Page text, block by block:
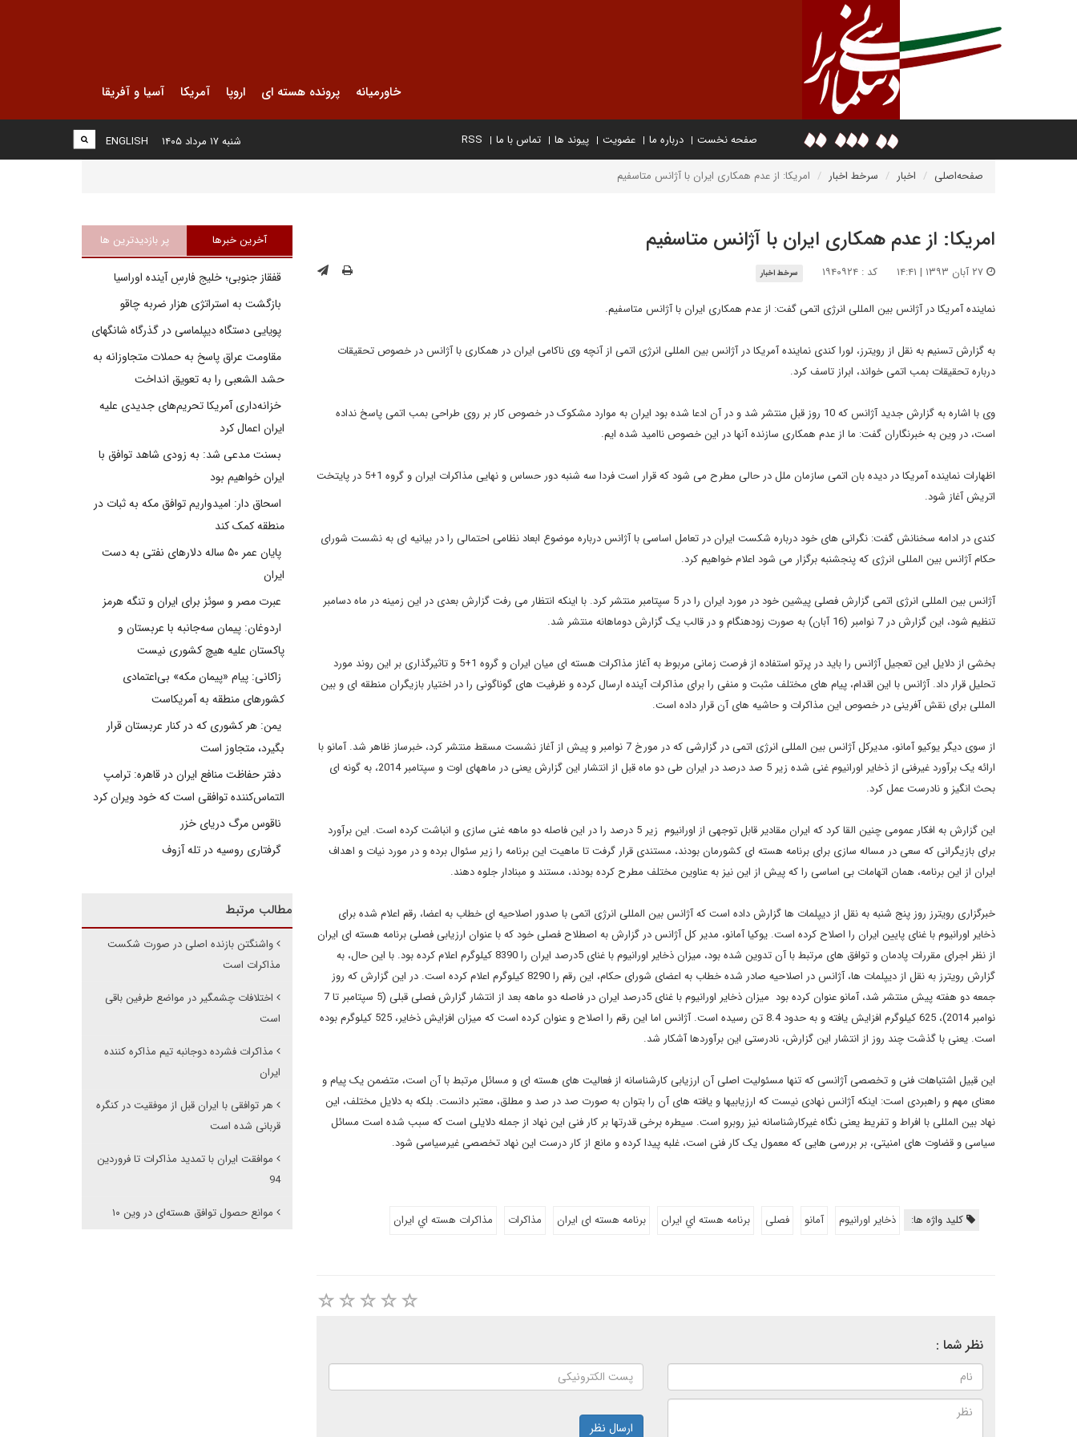
خاورمیانه پرونده هسته ای اروپا آمریکا آسیا و آفریقا
صفحه نخست درباره ما عضویت پیوند ها تماس با ما RSS
ENGLISH شنبه ۱۷ مرداد ۱۴۰۵
صفحه‌اصلی اخبار سرخط اخبار امریکا: از عدم همکاری ایران با آژانس متاسفیم
امریکا: از عدم همکاری ایران با آژانس متاسفیم
کد : ۱۹۴۰۹۲۴ سرخط اخبار
نماینده آمریکا در آژانس بین المللی انرژی اتمی گفت: از عدم همکاری ایران با آژانس متاسفیم.
به گزارش تسنیم به نقل از رویترز، لورا کندی نماینده آمریکا در آژانس بین المللی انرژی اتمی از آنچه وی ناکامی ایران در همکاری با آژانس در خصوص تحقیقات
درباره تحقیقات بمب اتمی خواند، ابراز تاسف کرد.
وی با اشاره به گزارش جدید آژانس که 10 روز قبل منتشر شد و در آن ادعا شده بود ایران به موارد مشکوک در خصوص کار بر روی طراحی بمب اتمی پاسخ نداده
است، در وین به خبرنگاران گفت: ما از عدم همکاری سازنده آنها در این خصوص ناامید شده ایم.
اظهارات نماینده آمریکا در دیده بان اتمی سازمان ملل در حالی مطرح می شود که قرار است فردا سه شنبه دور حساس و نهایی مذاکرات ایران و گروه 1+5 در پایتخت
اتریش آغاز شود.
کندی در ادامه سخنانش گفت: نگرانی های خود درباره شکست ایران در تعامل اساسی با آژانس درباره موضوع ابعاد نظامی احتمالی را در بیانیه ای به نشست شورای
حکام آژانس بین المللی انرژی که پنجشنبه برگزار می شود اعلام خواهیم کرد.
آژانس بین المللی انرژی اتمی گزارش فصلی پیشین خود در مورد ایران را در 5 سپتامبر منتشر کرد. با اینکه انتظار می رفت گزارش بعدی در این زمینه در ماه دسامبر
تنظیم شود، این گزارش در 7 نوامبر (16 آبان) به صورت زودهنگام و در قالب یک گزارش دوماهانه منتشر شد.
بخشی از دلایل این تعجیل آژانس را باید در پرتو استفاده از فرصت زمانی مربوط به آغاز مذاکرات هسته ای میان ایران و گروه 1+5 و تاثیرگذاری بر این روند مورد
تحلیل قرار داد. آژانس با این اقدام، پیام های مختلف مثبت و منفی را برای مذاکرات آینده ارسال کرده و ظرفیت های گوناگونی را در اختیار بازیگران منطقه ای و بین
المللی برای نقش آفرینی در خصوص این مذاکرات و حاشیه های آن قرار داده است.
از سوی دیگر یوکیو آمانو، مدیرکل آژانس بین المللی انرژی اتمی در گزارشی که در مورخ 7 نوامبر و پیش از آغاز نشست مسقط منتشر کرد، خبرساز ظاهر شد. آمانو با
ارائه یک برآورد غیرفنی از ذخایر اورانیوم غنی شده زیر 5 صد درصد در ایران طی دو ماه قبل از انتشار این گزارش یعنی در ماههای اوت و سپتامبر 2014، به گونه ای
بحث انگیز و نادرست عمل کرد.
این گزارش به افکار عمومی چنین القا کرد که ایران مقادیر قابل توجهی از اورانیوم زیر 5 درصد را در این فاصله دو ماهه غنی سازی و انباشت کرده است. این برآورد
برای بازیگرانی که سعی در مساله سازی برای برنامه هسته ای کشورمان بودند، مستندی قرار گرفت تا ماهیت این برنامه را زیر سئوال برده و در مورد نیات و اهداف
ایران از این برنامه، همان اتهامات بی اساسی را که پیش از این نیز به عناوین مختلف مطرح کرده بودند، مستند و مبنادار جلوه دهند.
خبرگزاری رویترز روز پنج شنبه به نقل از دیپلمات ها گزارش داده است که آژانس بین المللی انرژی اتمی با صدور اصلاحیه ای خطاب به اعضا، رقم اعلام شده برای
ذخایر اورانیوم با غنای پایین ایران را اصلاح کرده است. یوکیا آمانو، مدیر کل آژانس در گزارش به اصطلاح فصلی خود که با عنوان ارزیابی فصلی برنامه هسته ای ایران
از نظر اجرای مقررات پادمان و توافق های مرتبط با آن تدوین شده بود، میزان ذخایر اورانیوم با غنای 5درصد ایران را 8390 کیلوگرم اعلام کرده بود. با این حال، به
گزارش رویترز به نقل از دیپلمات ها، آژانس در اصلاحیه صادر شده خطاب به اعضای شورای حکام، این رقم را 8290 کیلوگرم اعلام کرده است. در این گزارش که روز
جمعه دو هفته پیش منتشر شد، آمانو عنوان کرده بود میزان ذخایر اورانیوم با غنای 5درصد ایران در فاصله دو ماهه بعد از انتشار گزارش فصلی قبلی (5 سپتامبر تا 7
نوامبر 2014)، 625 کیلوگرم افزایش یافته و به حدود 8.4 تن رسیده است. آژانس اما این رقم را اصلاح و عنوان کرده است که میزان افزایش ذخایر، 525 کیلوگرم بوده
است. یعنی با گذشت چند روز از انتشار این گزارش، نادرستی این برآوردها آشکار شد.
این قبیل اشتباهات فنی و تخصصی آژانسی که تنها مسئولیت اصلی آن ارزیابی کارشناسانه از فعالیت های هسته ای و مسائل مرتبط با آن است، متضمن یک پیام و
معنای مهم و راهبردی است: اینکه آژانس نهادی نیست که ارزیابیها و یافته های آن را بتوان به صورت صد در صد و مطلق، معتبر دانست. بلکه به دلایل مختلف، این
نهاد بین المللی با افراط و تفریط یعنی نگاه غیرکارشناسانه نیز روبرو است. سیطره برخی قدرتها بر کار فنی این نهاد از جمله دلایلی است که سبب شده است مسائل
سیاسی و قضاوت های امنیتی، بر بررسی هایی که معمول یک کار فنی است، غلبه پیدا کرده و مانع از کار درست این نهاد تخصصی غیرسیاسی شود.
کلید واژه ها: ذخایر اورانیوم آمانو فصلی برنامه هسته اي ايران برنامه هسته ای ایران مذاکرات مذاكرات هسته اي ايران
نظر شما :
ارسال نظر
آخرین خبرها پر بازدیدترین ها
قفقاز جنوبی؛ خلیج فارسِ آینده اوراسیا
بازگشت به استراتژی هزار ضربه چاقو
پویایی دستگاه دیپلماسی در گذرگاه شانگهای
مقاومت عراق پاسخ به حملات متجاوزانه به
حشد الشعبی را به تعویق انداخت
خزانه‌داری آمریکا تحریم‌های جدیدی علیه
ایران اعمال کرد
بسنت مدعی شد: به زودی شاهد توافق با
ایران خواهیم بود
اسحاق دار: امیدواریم توافق مکه به ثبات در
منطقه کمک کند
پایان عمر ۵۰ ساله دلارهای نفتی به دست
ایران
عبرت مصر و سوئز برای ایران و تنگه هرمز
اردوغان: پیمان سه‌جانبه با عربستان و
پاکستان علیه هیچ کشوری نیست
زاکانی: پیام «پیمان مکه» بی‌اعتمادی
کشورهای منطقه به آمریکاست
یمن: هر کشوری که در کنار عربستان قرار
بگیرد، متجاوز است
دفتر حفاظت منافع ایران در قاهره: ترامپ
التماس‌کننده توافقی است که خود ویران کرد
ناقوس مرگ دریای خزر
گرفتاری روسیه در تله آزوف
مطالب مرتبط
واشنگتن بازنده اصلی در صورت شکست
مذاکرات است
اختلافات چشمگیر در مواضع طرفین باقی
است
مذاکرات فشرده دوجانبه تیم مذاکره کننده
ایران
هر توافقی با ایران قبل از موفقیت در کنگره
قربانی شده است
موافقت ایران با تمدید مذاکرات تا فروردین
94
موانع حصول توافق هسته‌ای در وین ۱۰